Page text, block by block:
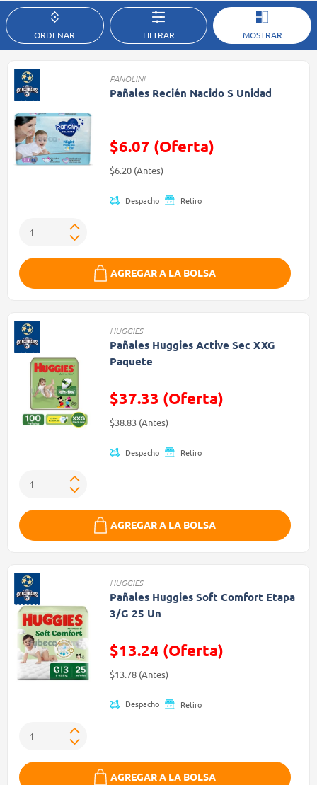
ORDENAR FILTRAR MOSTRAR
PANOLINI
Pañales Recién Nacido S Unidad
$6.07 (Oferta)
Precio reducido de
$6.20(Antes)(Oferta)
Despacho Retiro
AGREGAR A LA BOLSA
HUGGIES
Pañales Huggies Active Sec XXG
Paquete
$37.33 (Oferta)
Precio reducido de
$38.83(Antes)(Oferta)
Despacho Retiro
AGREGAR A LA BOLSA
HUGGIES
Pañales Huggies Soft Comfort Etapa
3/G 25 Un
$13.24 (Oferta)
Precio reducido de
$13.78(Antes)(Oferta)
Despacho Retiro
AGREGAR A LA BOLSA